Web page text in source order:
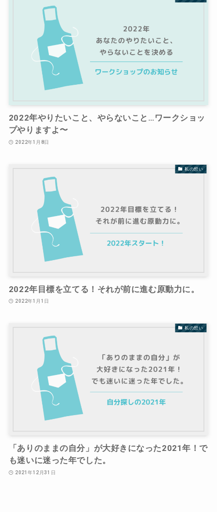
2022年やりたいこと、やらないこと…ワークショッ
プやりますよ〜
2022年1月8日
私の想い
2022年目標を立てる！それが前に進む原動力に。
2022年1月1日
私の想い
「ありのままの自分」が大好きになった2021年！で
も迷いに迷った年でした。
2021年12月31日